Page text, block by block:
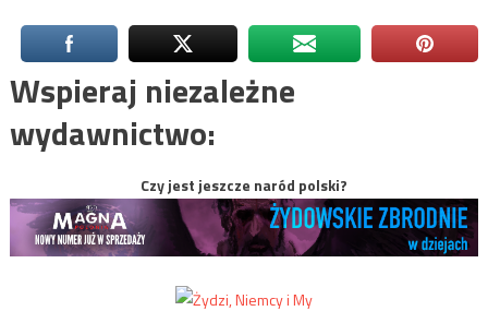
Wspieraj niezależne
wydawnictwo:
Czy jest jeszcze naród polski?